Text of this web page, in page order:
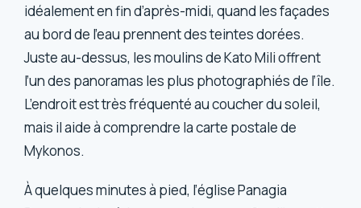
idéalement en fin d’après-midi, quand les façades
au bord de l’eau prennent des teintes dorées.
Juste au-dessus, les moulins de Kato Mili offrent
l’un des panoramas les plus photographiés de l’île.
L’endroit est très fréquenté au coucher du soleil,
mais il aide à comprendre la carte postale de
Mykonos.
À quelques minutes à pied, l’église Panagia